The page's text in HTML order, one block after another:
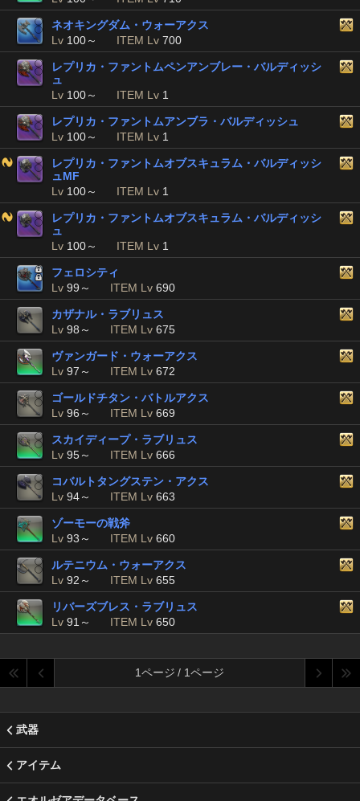
ネオキングダム・ウォーアクス
Lv 100～ ITEM Lv 700
レプリカ・ファントムペンアンブレー・バルディッシ
ュ
Lv 100～ ITEM Lv 1
レプリカ・ファントムアンブラ・バルディッシュ
Lv 100～ ITEM Lv 1
レプリカ・ファントムオブスキュラム・バルディッシ
ュMF
Lv 100～ ITEM Lv 1
レプリカ・ファントムオブスキュラム・バルディッシ
ュ
Lv 100～ ITEM Lv 1
フェロシティ
Lv 99～ ITEM Lv 690
カザナル・ラブリュス
Lv 98～ ITEM Lv 675
ヴァンガード・ウォーアクス
Lv 97～ ITEM Lv 672
ゴールドチタン・バトルアクス
Lv 96～ ITEM Lv 669
スカイディープ・ラブリュス
Lv 95～ ITEM Lv 666
コバルトタングステン・アクス
Lv 94～ ITEM Lv 663
ゾーモーの戦斧
Lv 93～ ITEM Lv 660
ルテニウム・ウォーアクス
Lv 92～ ITEM Lv 655
リバーズブレス・ラブリュス
Lv 91～ ITEM Lv 650
1ページ / 1ページ
武器
アイテム